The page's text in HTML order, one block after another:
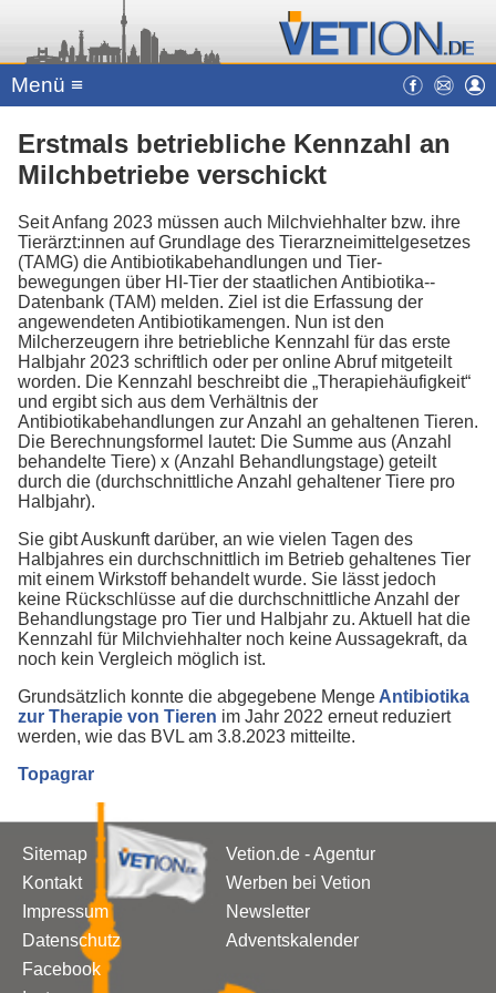
Menü ≡
Erstmals betriebliche Kennzahl an
Milchbetriebe verschickt
Seit Anfang 2023 müssen auch Milchviehhalter bzw. ihre
Tierärzt:innen auf Grundlage des Tierarzneimittelgesetzes
(TAMG) die Antibiotika­behandlungen und Tier­
bewegungen über HI-Tier der staatlichen Antibiotika-­
Datenbank (TAM) melden. Ziel ist die Erfassung der
angewendeten Antibiotikamengen. Nun ist den
Milcherzeugern ihre betriebliche Kennzahl für das erste
Halbjahr 2023 schriftlich oder per online Abruf mitgeteilt
worden. Die Kennzahl beschreibt die „Therapiehäufigkeit“
und ergibt sich aus dem Verhältnis der
Antibiotikabehandlungen zur Anzahl an gehaltenen Tieren.
Die Berechnungsformel lautet: Die Summe aus (Anzahl
behandelte Tiere) x (Anzahl Behandlungstage) geteilt
durch die (durchschnittliche Anzahl gehaltener Tiere pro
Halbjahr).
Sie gibt Auskunft darüber, an wie vielen Tagen des
Halbjahres ein durchschnittlich im Betrieb gehaltenes Tier
mit einem Wirkstoff behandelt wurde. Sie lässt jedoch
keine Rückschlüsse auf die durchschnittliche Anzahl der
Behandlungstage pro Tier und Halbjahr zu. Aktuell hat die
Kennzahl für Milchviehhalter noch keine Aussagekraft, da
noch kein Vergleich möglich ist.
Grundsätzlich konnte die abgegebene Menge Antibiotika
zur Therapie von Tieren im Jahr 2022 erneut reduziert
werden, wie das BVL am 3.8.2023 mitteilte.
Topagrar
Sitemap
Kontakt
Impressum
Datenschutz
Facebook
Vetion.de - Agentur
Werben bei Vetion
Newsletter
Adventskalender